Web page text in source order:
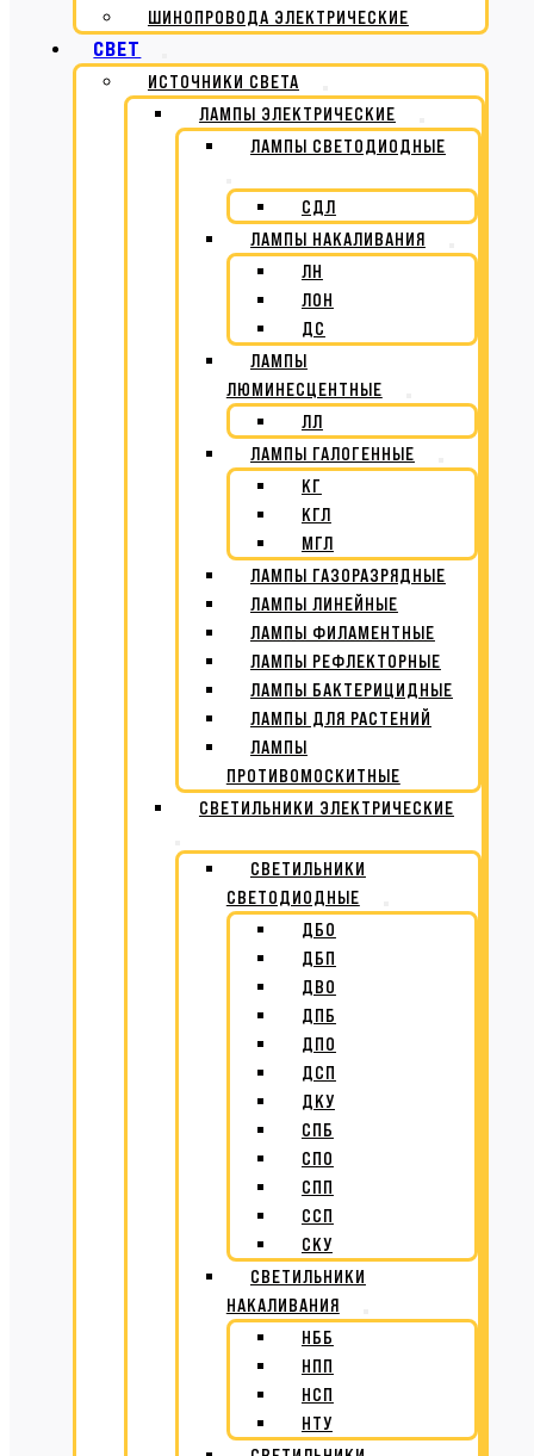
ШИНОПРОВОДА ЭЛЕКТРИЧЕСКИЕ
СВЕТ
ИСТОЧНИКИ СВЕТА
ЛАМПЫ ЭЛЕКТРИЧЕСКИЕ
ЛАМПЫ СВЕТОДИОДНЫЕ
СДЛ
ЛАМПЫ НАКАЛИВАНИЯ
ЛН
ЛОН
ДС
ЛАМПЫ
ЛЮМИНЕСЦЕНТНЫЕ
ЛЛ
ЛАМПЫ ГАЛОГЕННЫЕ
КГ
КГЛ
МГЛ
ЛАМПЫ ГАЗОРАЗРЯДНЫЕ
ЛАМПЫ ЛИНЕЙНЫЕ
ЛАМПЫ ФИЛАМЕНТНЫЕ
ЛАМПЫ РЕФЛЕКТОРНЫЕ
ЛАМПЫ БАКТЕРИЦИДНЫЕ
ЛАМПЫ ДЛЯ РАСТЕНИЙ
ЛАМПЫ
ПРОТИВОМОСКИТНЫЕ
СВЕТИЛЬНИКИ ЭЛЕКТРИЧЕСКИЕ
СВЕТИЛЬНИКИ
СВЕТОДИОДНЫЕ
ДБО
ДБП
ДВО
ДПБ
ДПО
ДСП
ДКУ
СПБ
СПО
СПП
ССП
СКУ
СВЕТИЛЬНИКИ
НАКАЛИВАНИЯ
НББ
НПП
НСП
НТУ